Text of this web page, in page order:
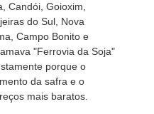
Candói, Goioxim,
do Sul, Nova
Campo Bonito e
"Ferrovia da Soja"
porque o
da safra e o
mais baratos.